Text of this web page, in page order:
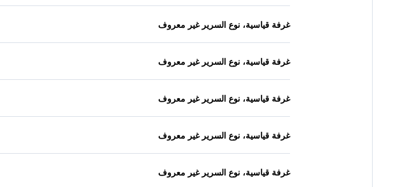
غرفة قياسية، نوع السرير غير معروف
غرفة قياسية، نوع السرير غير معروف
غرفة قياسية، نوع السرير غير معروف
غرفة قياسية، نوع السرير غير معروف
غرفة قياسية، نوع السرير غير معروف